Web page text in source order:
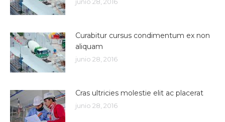
Curabitur cursus condimentum ex non
aliquam
junio 28, 2016
Cras ultricies molestie elit ac placerat
junio 28, 2016